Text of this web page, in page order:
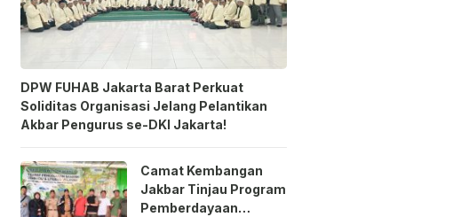
DPW FUHAB Jakarta Barat Perkuat
Soliditas Organisasi Jelang Pelantikan
Akbar Pengurus se-DKI Jakarta!
Camat Kembangan
Jakbar Tinjau Program
Pemberdayaan